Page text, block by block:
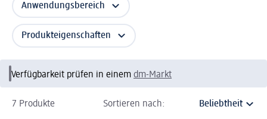
Anwendungsbereich
Produkteigenschaften
Verfügbarkeit prüfen in einem dm-Markt
7 Produkte Sortieren nach: